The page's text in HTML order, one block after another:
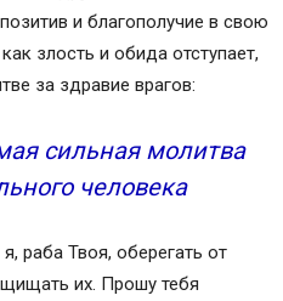
и благополучие в свою
злость и обида отступает,
за здравие врагов:
сильная молитва
человека
раба Твоя, оберегать от
их. Прошу тебя